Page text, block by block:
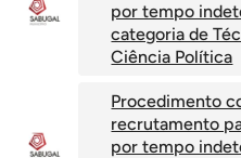
por tempo
categoria de
Ciência Política
Procedimento
recrutamento
por tempo